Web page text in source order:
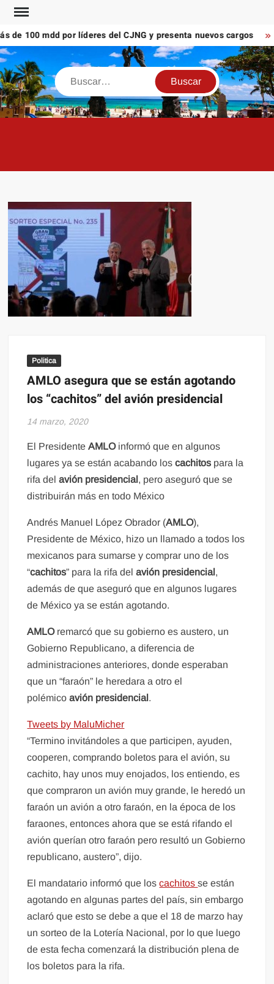
Saltar
contenido
100 mdd por líderes del CJNG y presenta nuevos cargos
Buscar
Politica
AMLO asegura que se están agotando
los “cachitos” del avión presidencial
14 marzo, 2020
El PresidenteAMLO informó que en algunos
lugares ya se están acabando loscachitos para la
rifa delavión presidencial , pero aseguró que se
distribuirán más en todo México
Andrés Manuel López Obrador (AMLO),
Presidente de México, hizo un llamado a todos los
mexicanos para sumarse y comprar uno de los
“cachitos” para la rifa delavión presidencial ,
además de que aseguró que en algunos lugares
de México ya se están agotando.
AMLOremarcó que su gobierno es austero, un
Gobierno Republicano, a diferencia de
administraciones anteriores, donde esperaban
que un “faraón” le heredara a otro el
polémicoavión presidencial .
Tweets by MaluMicher
“Termino invitándoles a que participen, ayuden,
cooperen, comprando boletos para el avión, su
cachito, hay unos muy enojados, los entiendo, es
que compraron un avión muy grande, le heredó un
faraón un avión a otro faraón, en la época de los
faraones, entonces ahora que se está rifando el
avión querían otro faraón pero resultó un Gobierno
republicano, austero”, dijo.
El mandatario informó que loscachitosse están
agotando en algunas partes del país, sin embargo
aclaró que esto se debe a que el 18 de marzo hay
un sorteo de la Lotería Nacional, por lo que luego
de esta fecha comenzará la distribución plena de
los boletos para la rifa.